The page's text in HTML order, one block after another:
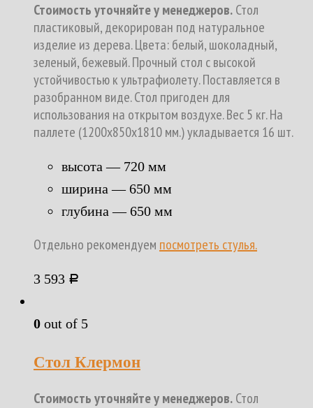
Стоимость уточняйте у менеджеров.Стол
пластиковый, декорирован под натуральное
изделие из дерева. Цвета: белый, шоколадный,
зеленый, бежевый. Прочный стол с высокой
устойчивостью к ультрафиолету. Поставляется в
разобранном виде. Стол пригоден для
использования на открытом воздухе. Вес 5 кг. На
паллете (1200х850х1810 мм.) укладывается 16 шт.
высота — 720 мм
ширина — 650 мм
глубина — 650 мм
Отдельно рекомендуем посмотреть стулья.
3 593 Р
0 out of 5
Стол Клермон
Стоимость уточняйте у менеджеров.Стол